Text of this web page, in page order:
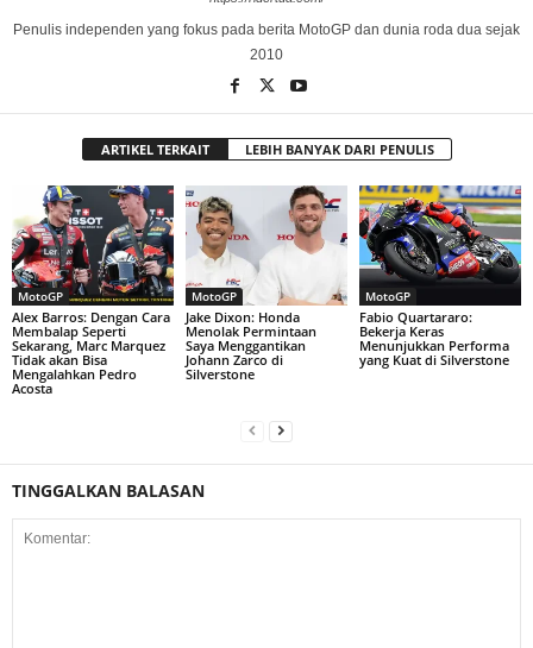
Penulis independen yang fokus pada berita MotoGP dan dunia roda dua sejak
2010
ARTIKEL TERKAIT LEBIH BANYAK DARI PENULIS
MotoGP
Alex Barros: Dengan Cara
Membalap Seperti
Sekarang, Marc Marquez
Tidak akan Bisa
Mengalahkan Pedro
Acosta
MotoGP
Jake Dixon: Honda
Menolak Permintaan
Saya Menggantikan
Johann Zarco di
Silverstone
MotoGP
Fabio Quartararo:
Bekerja Keras
Menunjukkan Performa
yang Kuat di Silverstone
TINGGALKAN BALASAN